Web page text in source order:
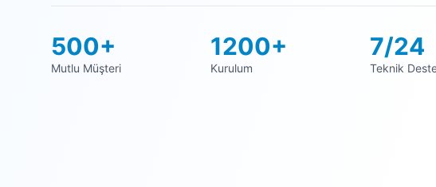
500+
Mutlu Müşteri
1200+
Kurulum
7/24
Teknik